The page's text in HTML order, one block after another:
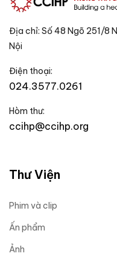
Địa chỉ: Số 48 Ngõ 251/8
Nội
Điện thoại:
024.3577.0261
Hòm thư:
ccihp@ccihp.org
Thư Viện
Phim và clip
Ấn phẩm
Ảnh